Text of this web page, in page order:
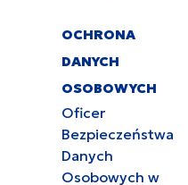
OCHRONA
DANYCH
OSOBOWYCH
Oficer
Bezpieczeństwa
Danych
Osobowych w